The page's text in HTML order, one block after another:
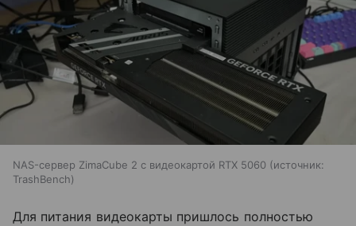
NAS-сервер ZimaCube 2 с видеокартой RTX 5060
источник:
TrashBench
Для питания видеокарты пришлось полностью